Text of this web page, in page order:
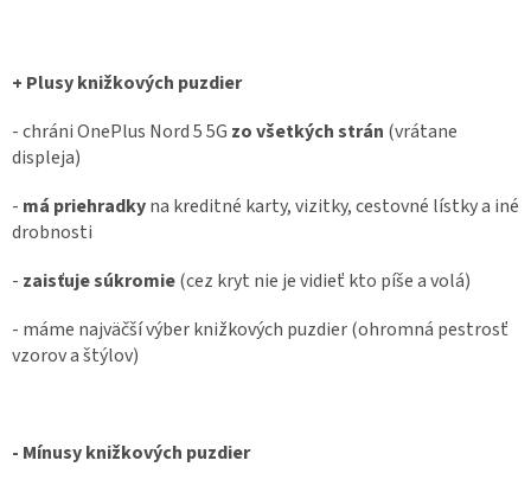
+ Plusy knižkových puzdier
- chráni OnePlus Nord 5 5G zo všetkých strán (vrátane
displeja)
- má priehradkyna kreditné karty, vizitky, cestovné lístky a iné
drobnosti
- zaisťuje súkromie(cez kryt nie je vidieť kto píše a volá)
- máme najväčší výber knižkových puzdier (ohromná pestrosť
vzorov a štýlov)
- Mínusy knižkových puzdier